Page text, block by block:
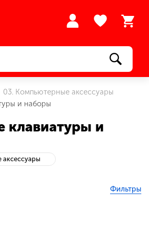
03. Компьютерные аксессуары
и наборы
клавиатуры и
Фильтры